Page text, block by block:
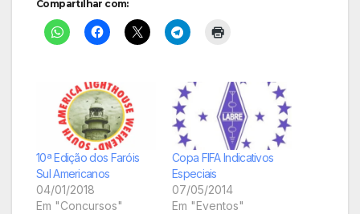
Compartilhar com:
10ª Edição dos Faróis
Sul Americanos
04/01/2018
Em "Concursos"
Copa FIFA Indicativos
Especiais
07/05/2014
Em "Eventos"